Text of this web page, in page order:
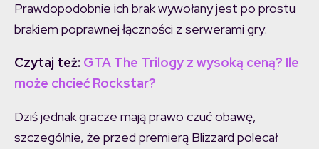
Prawdopodobnie ich brak wywołany jest po prostu
brakiem poprawnej łączności z serwerami gry.
Czytaj też: GTA The Trilogy z wysoką ceną? Ile
może chcieć Rockstar?
Dziś jednak gracze mają prawo czuć obawę,
szczególnie, że przed premierą Blizzard polecał